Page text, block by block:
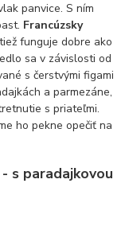
panvice. S ním
Francúzsky
funguje dobre ako
sa v závislosti od
s čerstvými figami
a parmezáne,
s priateľmi.
ho pekne opečiť na
s paradajkovou